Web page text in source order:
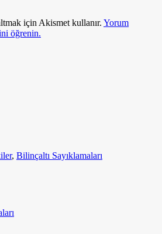
için Akismet kullanır. Yorum
öğrenin.
, Bilinçaltı Sayıklamaları